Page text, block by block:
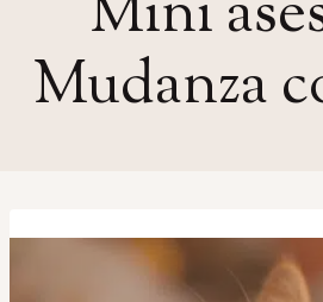
Mudanza